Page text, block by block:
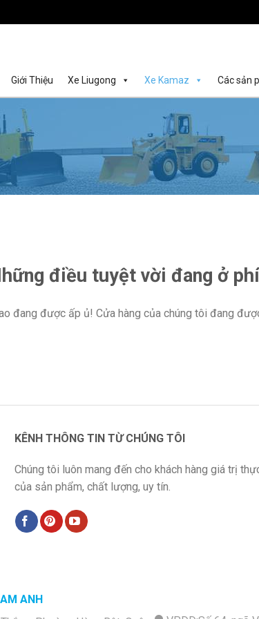
Giới Thiệu Xe Liugong Xe Kamaz Các sản
điều tuyệt vời đang ở
đang được ấp ủ! Cửa hàng của chúng tôi đang
KÊNH THÔNG TIN TỪ CHÚNG TÔI
Chúng tôi luôn mang đến cho khách hàng giá trị
của sản phẩm, chất lượng, uy tín.
ANH